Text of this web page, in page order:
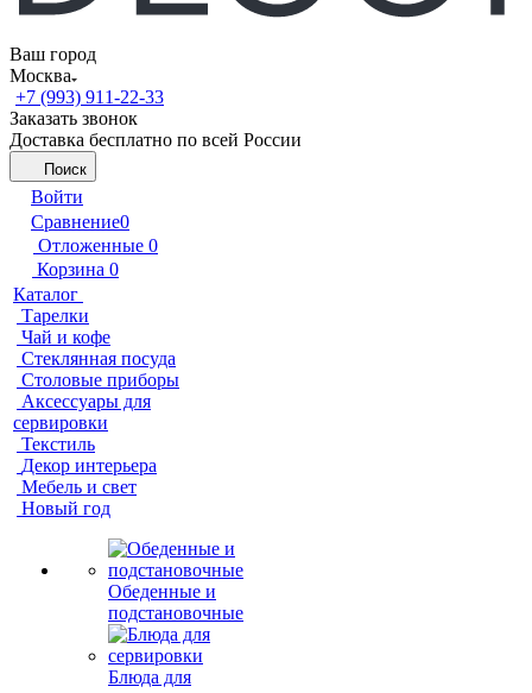
Ваш город
Москва
+7 (993) 911-22-33
Заказать звонок
Доставка бесплатно по всей России
Поиск
Войти
Сравнение0
Отложенные 0
Корзина 0
Каталог
Тарелки
Чай и кофе
Стеклянная посуда
Столовые приборы
Аксессуары для
сервировки
Текстиль
Декор интерьера
Мебель и свет
Новый год
Обеденные и
подстановочные
Блюда для